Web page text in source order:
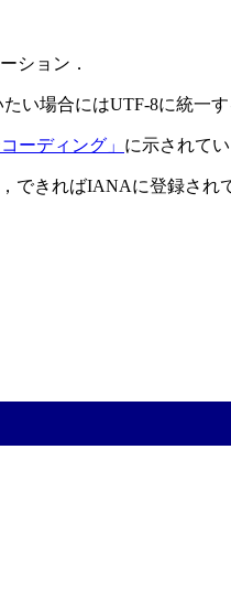
ション．
い場合にはUTF-8に統一す
ーディング」 に示されてい
できればIANAに登録され